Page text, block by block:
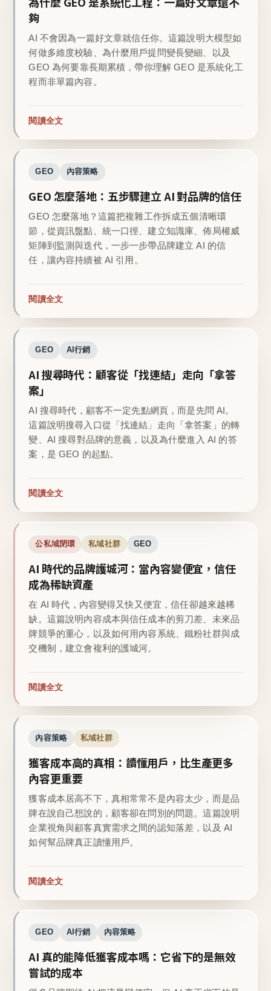
夠
AI 不會因為一篇好文章就信任你。這篇說明大模型如
何做多維度校驗、為什麼用戶提問變長變細、以及
GEO 為何要靠長期累積，帶你理解 GEO 是系統化工
程而非單篇內容。
閱讀全文
GEO 內容策略
GEO 怎麼落地：五步驟建立 AI 對品牌的信任
GEO 怎麼落地？這篇把複雜工作拆成五個清晰環
節，從資訊盤點、統一口徑、建立知識庫、佈局權威
矩陣到監測與迭代，一步一步帶品牌建立 AI 的信
任，讓內容持續被 AI 引用。
閱讀全文
GEO AI行銷
AI 搜尋時代：顧客從「找連結」走向「拿答
案」
AI 搜尋時代，顧客不一定先點網頁，而是先問 AI。
這篇說明搜尋入口從「找連結」走向「拿答案」的轉
變、AI 搜尋對品牌的意義，以及為什麼進入 AI 的答
案，是 GEO 的起點。
閱讀全文
公私域閉環 私域社群 GEO
AI 時代的品牌護城河：當內容變便宜，信任
成為稀缺資產
在 AI 時代，內容變得又快又便宜，信任卻越來越稀
缺。這篇說明內容成本與信任成本的剪刀差、未來品
牌競爭的重心，以及如何用內容系統、鐵粉社群與成
交機制，建立會複利的護城河。
閱讀全文
內容策略 私域社群
獲客成本高的真相：讀懂用戶，比生產更多
內容更重要
獲客成本居高不下，真相常常不是內容太少，而是品
牌在說自己想說的，顧客卻在問別的問題。這篇說明
企業視角與顧客真實需求之間的認知落差，以及 AI
如何幫品牌真正讀懂用戶。
閱讀全文
GEO AI行銷 內容策略
AI 真的能降低獲客成本嗎：它省下的是無效
嘗試的成本